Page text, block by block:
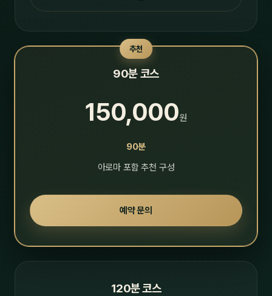
추천
90분 코스
150,000원
90분
아로마 포함 추천 구성
예약 문의
120분 코스